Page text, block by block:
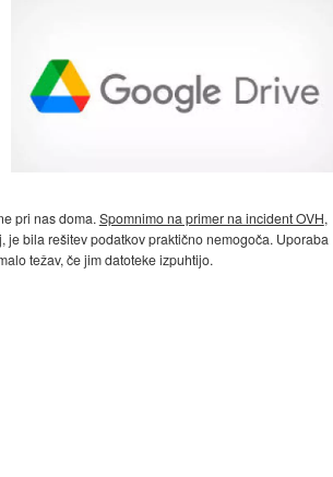
pri nas doma. Spomnimo na primer na incident OVH,
bila rešitev podatkov praktično nemogoča. Uporaba
težav, če jim datoteke izpuhtijo.